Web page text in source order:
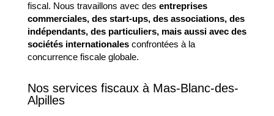
fiscal. Nous travaillons avec des entreprises
commerciales, des start-ups, des associations, des
indépendants, des particuliers, mais aussi avec des
sociétés internationalesconfrontées à la
concurrence fiscale globale.
Nos services fiscaux à Mas-Blanc-des-
Alpilles